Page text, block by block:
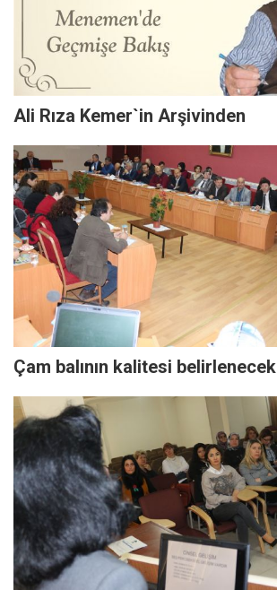
Ali Rıza Kemer`in Arşivinden
Çam balının kalitesi belirlenecek